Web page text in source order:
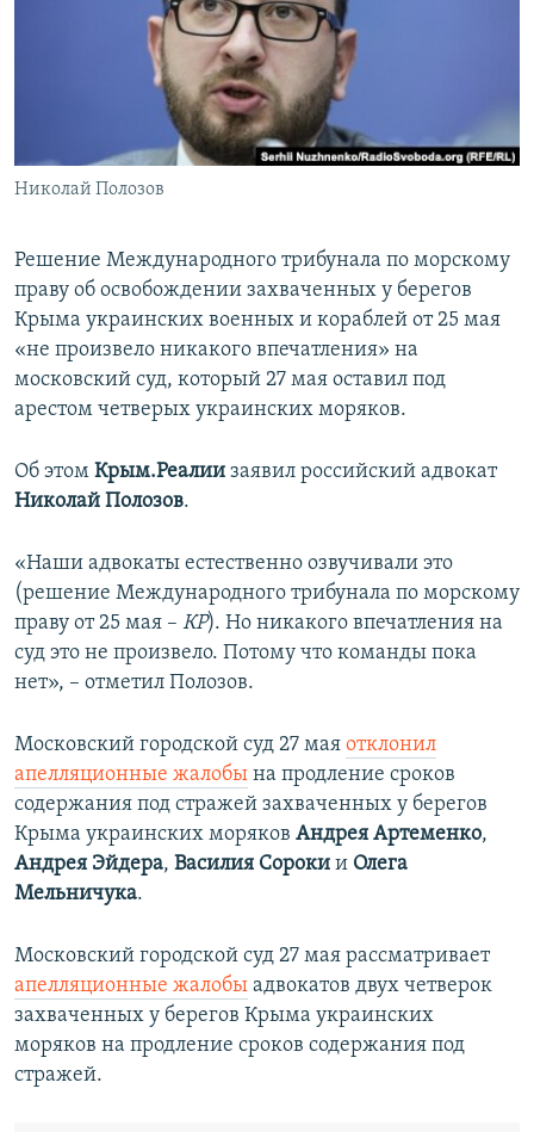
ПОБЕДИТЕЛЕЙ НЕ СУДЯТ?
КРЫМ.НЕПОКОРЕННЫЙ
УКРАИНСКАЯ ПРОБЛЕМА КРЫМА
ПРИСОЕДИНЯЙТЕСЬ!
Все сайты RFE/RL
Николай Полозов
Решение Международного трибунала по морскому
праву об освобождении захваченных у берегов
Крыма украинских военных и кораблей от 25 мая
«не произвело никакого впечатления» на
московский суд, который 27 мая оставил под
арестом четверых украинских моряков.
Об этом Крым.Реалии заявил российский адвокат
Николай Полозов​.
«Наши адвокаты естественно озвучивали это
(решение Международного трибунала по морскому
праву от 25 мая – КР). Но никакого впечатления на
суд это не произвело. Потому что команды пока
нет», – отметил Полозов.
Московский городской суд 27 мая отклонил
апелляционные жалобы на продление сроков
содержания под стражей захваченных у берегов
Крыма украинских моряков Андрея Артеменко,
Андрея Эйдера, Василия Сороки и Олега
Мельничука​.
Московский городской суд 27 мая рассматривает
апелляционные жалобы адвокатов двух четверок
захваченных у берегов Крыма украинских
моряков на продление сроков содержания под
стражей.